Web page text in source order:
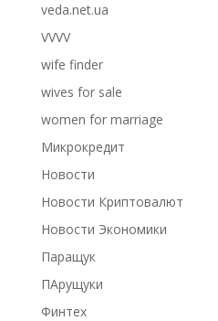
veda.net.ua
VVVV
wife finder
wives for sale
women for marriage
Микрокредит
Новости
Новости Криптовалют
Новости Экономики
Паращук
ПАрущуки
Финтех